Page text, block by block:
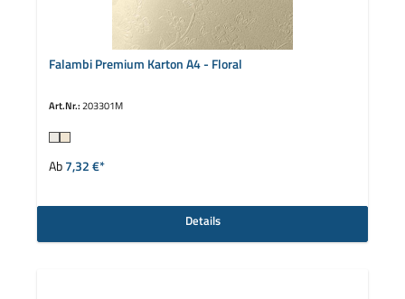
Falambi Premium Karton A4 - Floral
Art.Nr.:203301M
Farbe
Ab7,32 €*
Details